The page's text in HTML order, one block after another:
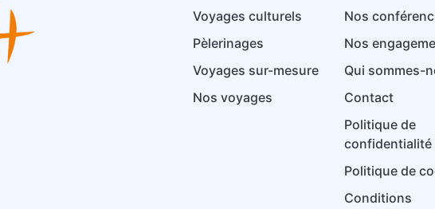
Voyages culturels
Pèlerinages
Voyages sur-mesure
Nos voyages
Nos
Nos
Qui sommes-
Contact
Politique de
confidentialité
Politique de
Conditions